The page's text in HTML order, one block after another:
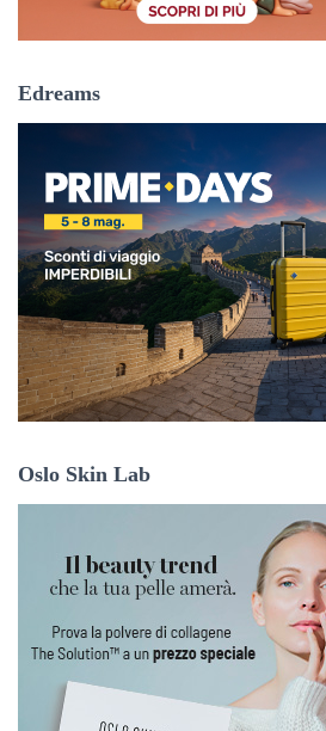
Edreams
Oslo Skin Lab